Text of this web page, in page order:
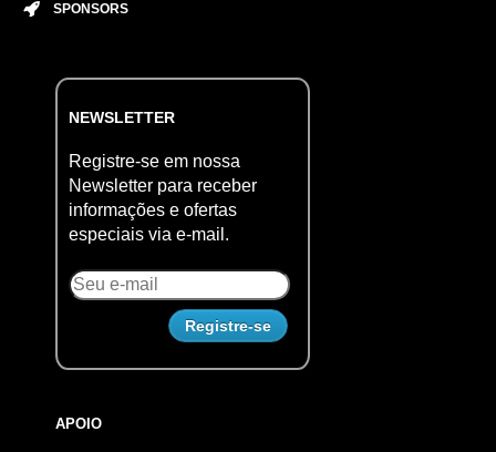
SPONSORS
NEWSLETTER
Registre-se em nossa
Newsletter para receber
informações e ofertas
especiais via e-mail.
APOIO